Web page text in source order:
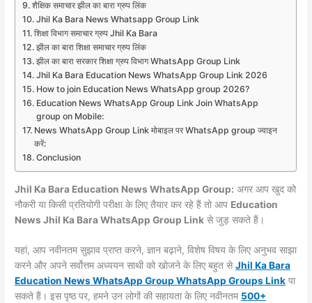
शैक्षिक समाचार झील का बारा ग्रुप लिंक
Jhil Ka Bara News Whatsapp Group Link
शिक्षा विभाग समाचार ग्रुप Jhil Ka Bara
झील का बारा शिक्षा समाचार ग्रुप लिंक
झील का बारा सरकार शिक्षा ग्रुप विभाग WhatsApp Group Link
Jhil Ka Bara Education News WhatsApp Group Link 2026
How to join Education News WhatsApp group 2026?
Education News WhatsApp Group Link Join WhatsApp
group on Mobile:
News WhatsApp Group Link मोबाइल पर WhatsApp group ज्वाइन
करें:
Conclusion
Jhil Ka Bara Education News WhatsApp Group: अगर आप खुद को
नौकरी या किसी प्रतियोगी परीक्षा के लिए तैयार कर रहे हैं तो आप Education
News Jhil Ka Bara WhatsApp Group Link से जुड़ सकते हैं।
यहां, आप नवीनतम सुझाव प्राप्त करने, ज्ञान बढ़ाने, विशेष विषय के लिए अनुभव साझा
करने और अपने सर्वोत्तम अध्ययन साथी को खोजने के लिए बहुत सेJhil Ka Bara
Education News WhatsApp Group WhatsApp GroupsLink पा
सकते हैं। इस पृष्ठ पर, हमने उन लोगों की सहायता के लिए नवीनतम 500+